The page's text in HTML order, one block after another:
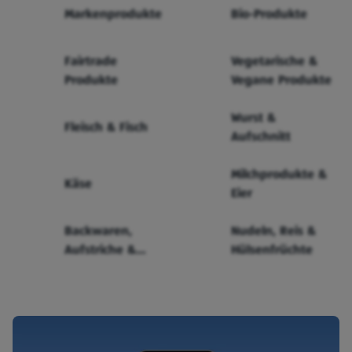
Markenprodukte Bio-Produkte
Fairtrade
Produkte
Vegetarische &
Vegane Produkte
Fleisch & Fisch
Wurst &
Aufschnitt
Käse
Milchprodukte &
Eier
Backwaren,
Aufstriche &
Nudeln, Reis &
Hülsenfrüchte